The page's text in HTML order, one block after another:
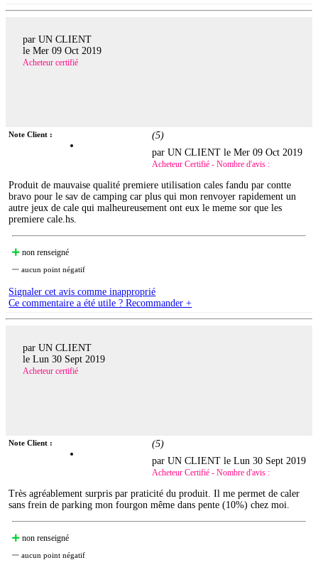
par UN CLIENT
le Mer 09 Oct 2019
Acheteur certifié
Note Client : (5)
par UN CLIENT leMer 09 Oct 2019
Acheteur Certifié - Nombre d'avis :
Produit de mauvaise qualité premiere utilisation cales fandu par contte
bravo pour le sav de camping car plus qui mon renvoyer rapidement un
autre jeux de cale qui malheureusement ont eux le meme sor que les
premiere cale.hs.
non renseigné
aucun point négatif
Signaler cet avis comme inapproprié
Ce commentaire a été utile ? Recommander +
par UN CLIENT
le Lun 30 Sept 2019
Acheteur certifié
Note Client : (5)
par UN CLIENT leLun 30 Sept 2019
Acheteur Certifié - Nombre d'avis :
Très agréablement surpris par praticité du produit. Il me permet de caler
sans frein de parking mon fourgon même dans pente (10%) chez moi.
non renseigné
aucun point négatif